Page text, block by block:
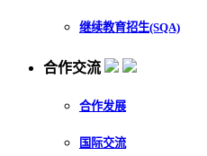
继续教育招生(SQA)
合作交流
合作发展
国际交流